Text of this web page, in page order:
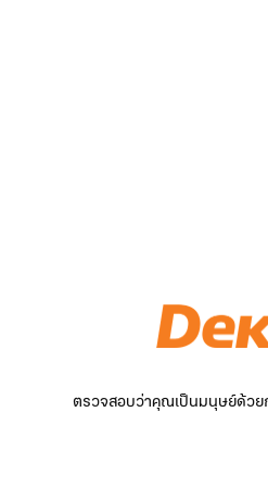
ตรวจสอบว่าคุณเป็นมนุษย์ด้วย